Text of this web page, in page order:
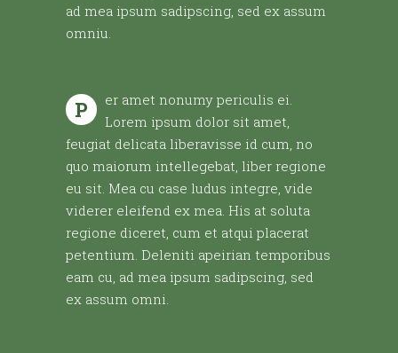
ad mea ipsum sadipscing, sed ex assum
omniu.
P
er amet nonumy periculis ei.
Lorem ipsum dolor sit amet,
feugiat delicata liberavisse id cum, no
quo maiorum intellegebat, liber regione
eu sit. Mea cu case ludus integre, vide
viderer eleifend ex mea. His at soluta
regione diceret, cum et atqui placerat
petentium. Deleniti apeirian temporibus
eam cu, ad mea ipsum sadipscing, sed
ex assum omni.